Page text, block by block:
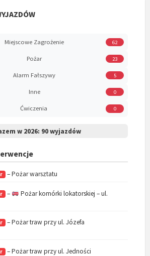
Miejscowe Zagrożenie 62
Pożar 23
Alarm Fałszywy 5
Inne 0
Ćwiczenia 0
w 2026: 90 wyjazdów
– Pożar warsztatu
–
Pożar komórki lokatorskiej – ul.
– Pożar traw przy ul. Józefa
– Pożar traw przy ul. Jedności